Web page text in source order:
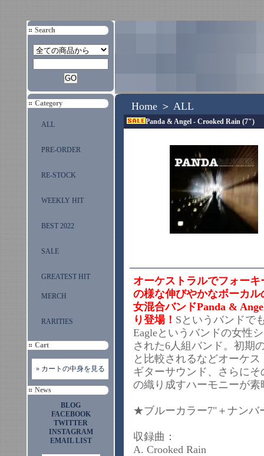
Search
Category
ALL
PRE-ORDER
RE-STOCK
WEEKLY HIT
BEST 2022
SALE
GREATEST HIT
MERCH
RARITIES
Cart
» カートの中身を見る
News
BLOG
FACEBOOK
TWITTER
INSTAGRAM
EMAIL LIST
Home ＞ ALL
Panda & Angel - Crooked Rain (7")
オーケストラルでフォー
の様な伸びやかなボーカ
女混合バンドPanda &
り登場！ Sというバンドで
Eagleというバンドの女性
された6人組バンド。初期
と比較されるなどオーケ
ギターサウンド、さらに
の織り成すハーモニーが素
★ブルーカラー7"＋ナンバ
収録曲：
A. Crooked Rain